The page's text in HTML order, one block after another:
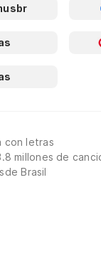
con letras
millones de
Brasil